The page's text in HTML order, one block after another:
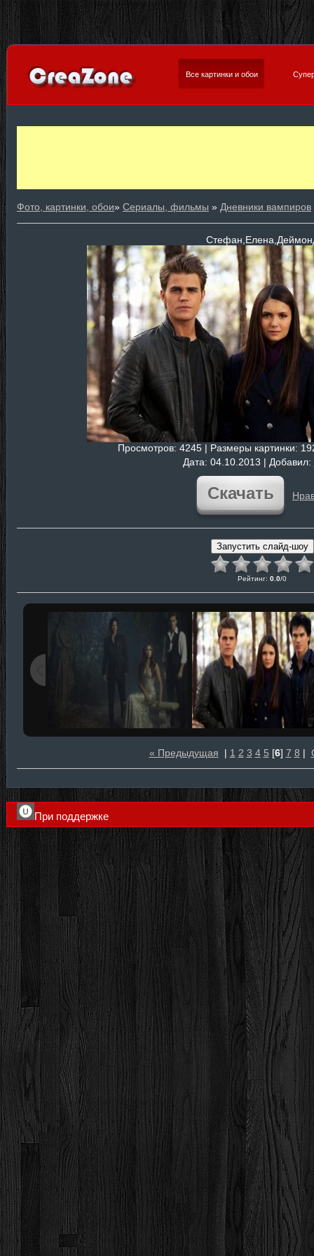
Все картинки и обои
Фото, картинки, обои» Сериалы, фильмы » Дневники вампиров
Просмотров: 4245 | Размеры картинки:
Дата: 04.10.2013 | Добавил:
Скачать
Рейтинг: 0.0/0
« Предыдущая | 1 2 3 4 5 [6] 7 8 |
При поддержке